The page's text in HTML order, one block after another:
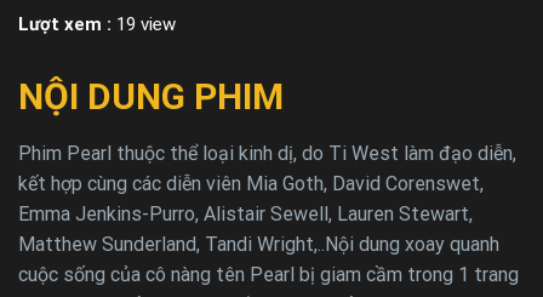
Lượt xem : 19 view
NỘI DUNG PHIM
Phim Pearl thuộc thể loại kinh dị, do Ti West làm đạo diễn,
kết hợp cùng các diễn viên Mia Goth, David Corenswet,
Emma Jenkins-Purro, Alistair Sewell, Lauren Stewart,
Matthew Sunderland, Tandi Wright,..Nội dung xoay quanh
cuộc sống của cô nàng tên Pearl bị giam cầm trong 1 trang